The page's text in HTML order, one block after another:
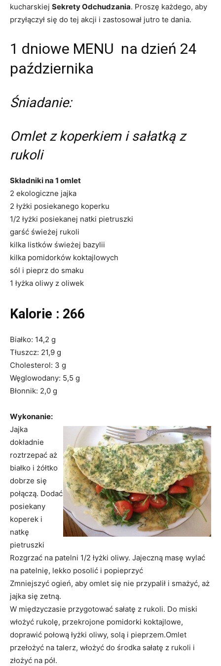
kucharskiej Sekrety Odchudzania. Proszę każdego, aby
przyłączył się do tej akcji i zastosował jutro te dania.
1 dniowe MENU na dzień 24
października
Śniadanie:
Omlet z koperkiem i sałatką z
rukoli
Składniki na 1 omlet
2 ekologiczne jajka
2 łyżki posiekanego koperku
1/2 łyżki posiekanej natki pietruszki
garść świeżej rukoli
kilka listków świeżej bazylii
kilka pomidorków koktajlowych
sól i pieprz do smaku
1 łyżka oliwy z oliwek
Kalorie : 266
Białko: 14,2 g
Tłuszcz: 21,9 g
Cholesterol: 3 g
Węglowodany: 5,5 g
Błonnik: 2,0 g
Wykonanie:
Jajka
dokładnie
roztrzepać aż
białko i żółtko
dobrze się
połączą. Dodać
posiekany
koperek i
natkę
pietruszki
Rozgrzać na patelni 1/2 łyżki oliwy. Jajeczną masę wylać
na patelnię, lekko posolić i popieprzyć
Zmniejszyć ogień, aby omlet się nie przypalił i smażyć, aż
jajka się zetną.
W międzyczasie przygotować sałatę z rukoli. Do miski
włożyć rukolę, przekrojone pomidorki koktajlowe,
doprawić połową łyżki oliwy, solą i pieprzem.Omlet
przełożyć na talerz, włożyć do środka sałatę z rukoli i
złożyć na pół.